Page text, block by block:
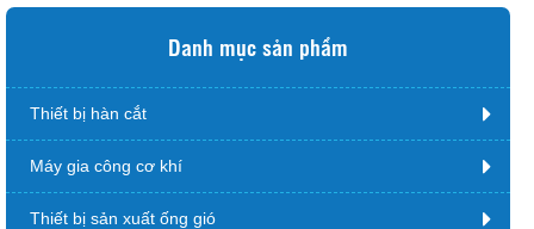
Danh mục sản phẩm
Thiết bị hàn cắt
Máy gia công cơ khí
Thiết bị sản xuất ống gió